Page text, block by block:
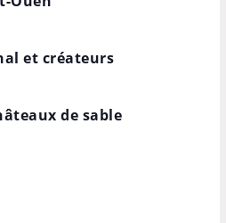
et créateurs
de sable